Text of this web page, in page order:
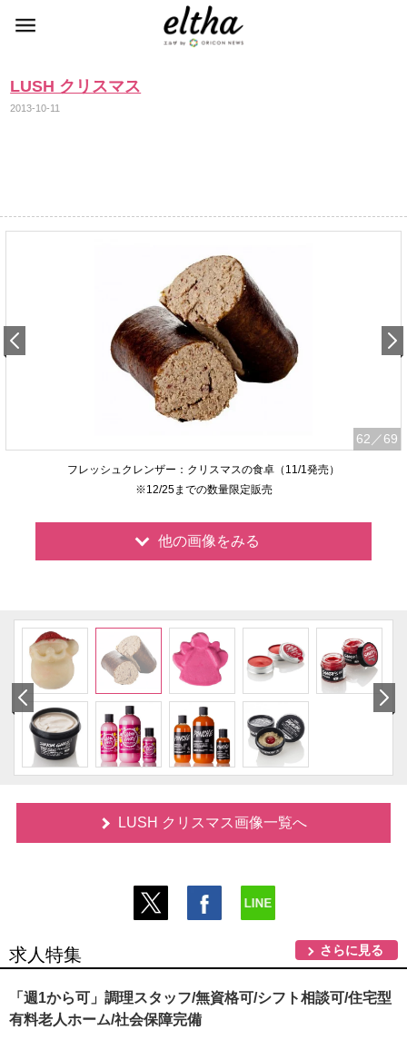
LUSH クリスマス
2013-10-11
62 ／69
フレッシュクレンザー：クリスマスの食卓（11/1発売）
※12/25までの数量限定販売
他の画像をみる
LUSH クリスマス画像一覧へ
求人特集 さらに見る
「週1から可」調理スタッフ/無資格可/シフト相談可/住宅型
有料老人ホーム/社会保障完備